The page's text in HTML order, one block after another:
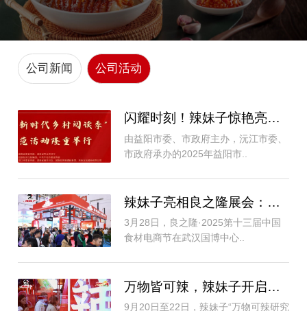
公司新闻 公司活动
闪耀时刻！辣妹子惊艳亮相益阳文旅融合发展..
由益阳市委、市政府主办，沅江市委、
市政府承办的2025年益阳市..
辣妹子亮相良之隆展会：定制调味酱与桔制饮..
3月28日，良之隆·2025第十三届中国
食材电商节在武汉国博中心..
万物皆可辣，辣妹子开启主题快闪，湖南老字..
9月20日至22日，辣妹子“万物可辣研究